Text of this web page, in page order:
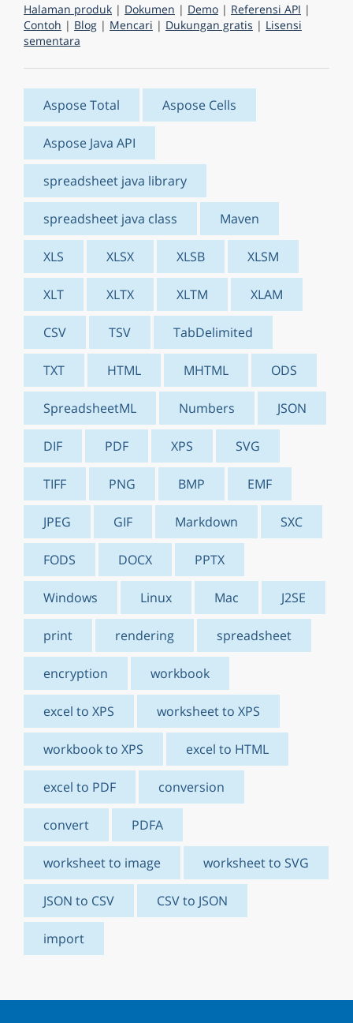
Halaman produk | Dokumen | Demo | Referensi API |
Contoh | Blog | Mencari | Dukungan gratis | Lisensi
sementara
Aspose Total Aspose Cells
Aspose Java API
spreadsheet java library
spreadsheet java class Maven
XLS XLSX XLSB XLSM
XLT XLTX XLTM XLAM
CSV TSV TabDelimited
TXT HTML MHTML ODS
SpreadsheetML Numbers JSON
DIF PDF XPS SVG
TIFF PNG BMP EMF
JPEG GIF Markdown SXC
FODS DOCX PPTX
Windows Linux Mac J2SE
print rendering spreadsheet
encryption workbook
excel to XPS worksheet to XPS
workbook to XPS excel to HTML
excel to PDF conversion
convert PDFA
worksheet to image worksheet to SVG
JSON to CSV CSV to JSON
import